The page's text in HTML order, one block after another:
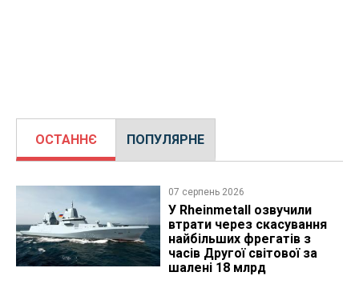
ОСТАННЄ ПОПУЛЯРНЕ
07 серпень 2026
У Rheinmetall озвучили
втрати через скасування
найбільших фрегатів з
часів Другої світової за
шалені 18 млрд